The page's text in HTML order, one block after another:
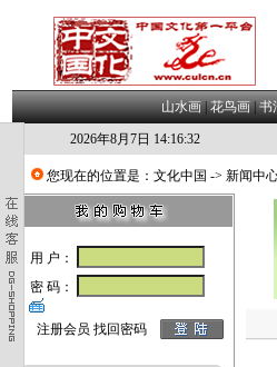
山水画|花鸟画|书
2026年8月7日 14:16:32
您现在的位置是： 文化中国 -> 新闻中
用 户：
密 码：
注册会员 找回密码